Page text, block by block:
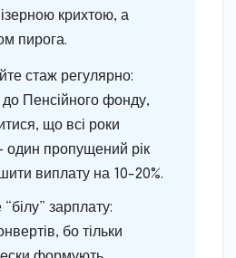
крихтою, а
пирога.
стаж регулярно:
до Пенсійного фонду,
що всі роки
один пропущений рік
виплату на 10-20%.
зарплату:
бо тільки